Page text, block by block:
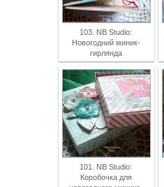
103. NB Studio:
Новогодний миник-
гирлянда
101. NB Studio:
Коробочка для